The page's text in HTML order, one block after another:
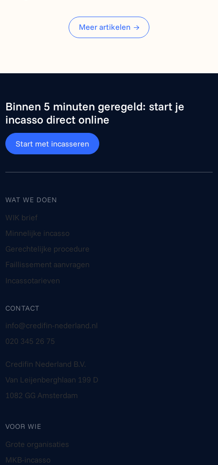
Meer artikelen
Binnen 5 minuten geregeld: start je
incasso direct online
Start met incasseren
WAT WE DOEN
WIK brief
Minnelijke incasso
Gerechtelijke procedure
Faillissement aanvragen
Incassotarieven
CONTACT
info@credifin-nederland.nl
020 345 26 75
Credifin Nederland B.V.
Van Leijenberghlaan 199 D
1082 GG Amsterdam
VOOR WIE
Grote organisaties
MKB-incasso